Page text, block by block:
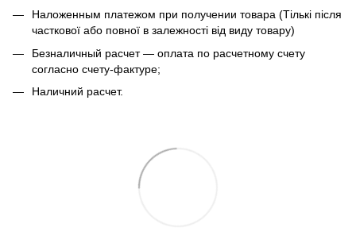
Наложенным платежом при получении товара (Тількі після
часткової або повної в залежності від виду товару)
Безналичный расчет — оплата по расчетному счету
согласно счету-фактуре;
Наличний расчет.